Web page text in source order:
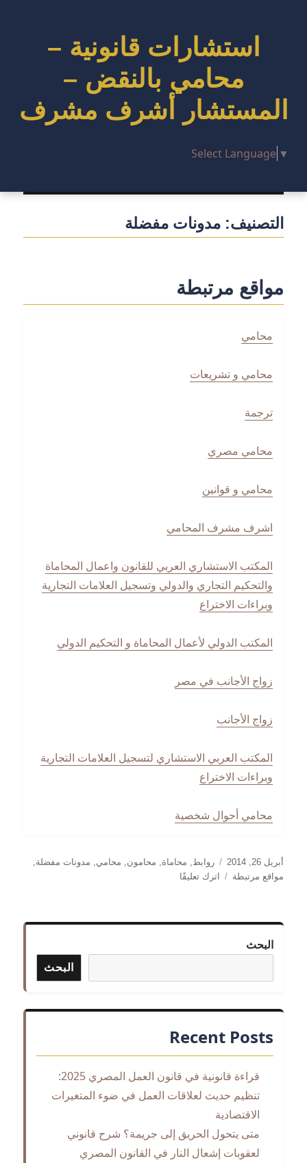
استشارات قانونية –
محامي بالنقض –
المستشار أشرف مشرف
Select Language ▼
التصنيف:مدونات مفضلة
مواقع مرتبطة
محامي
محامي و تشريعات
ترجمة
محامي مصري
محامي و قوانين
اشرف مشرف المحامي
المكتب الاستشاري العربي للقانون واعمال المحاماة
والتحكيم التجاري والدولي وتسجيل العلامات التجارية
وبراءات الاختراع
المكتب الدولي لأعمال المحاماة و التحكيم الدولي
زواج الأجانب في مصر
زواج الأجانب
المكتب العربي الاستشاري لتسجيل العلامات التجارية
وبراءات الاختراع
محامي أحوال شخصية
نُشرت
في
أبريل 26, 2014 التصنيفات
روابط محاماة محامون محامي مدونات مفضلة
مواقع مرتبطة
اترك تعليقًا
البحث
البحث
Recent Posts
قراءة قانونية في قانون العمل المصري 2025:
تنظيم حديث لعلاقات العمل في ضوء المتغيرات
الاقتصادية
متى يتحول الحريق إلى جريمة؟ شرح قانوني
لعقوبات إشعال النار في القانون المصري